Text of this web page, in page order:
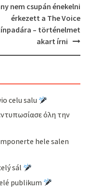
nem csupán énekelni
érkezett a The Voice
– történelmet
akart írni
celu salu
όλη την
hele salen
sál
publikum